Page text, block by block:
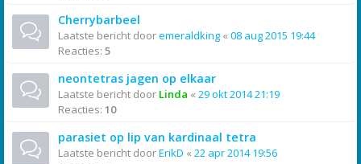
Cherrybarbeel
Laatste bericht dooremeraldking « 08 aug 2015 19:44
Reacties: 5
neontetras jagen op elkaar
Laatste bericht door Linda « 29 okt 2014 21:19
Reacties: 10
parasiet op lip van kardinaal tetra
Laatste bericht doorErikD « 22 apr 2014 19:56